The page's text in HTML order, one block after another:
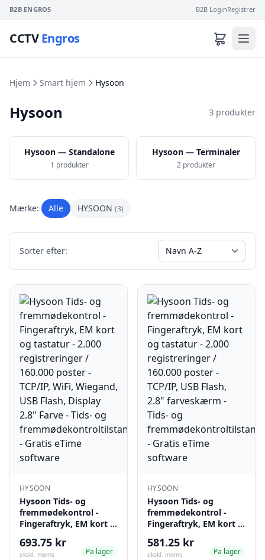
B2B ENGROS B2B LoginRegistrer
CCTVEngros
Hjem Smart hjem Hysoon
Hysoon 3 produkter
Hysoon — Standalone
1 produkter
Hysoon — Terminaler
2 produkter
Mærke: Alle HYSOON (3)
Sorter efter:
HYSOON
Hysoon Tids- og
fremmødekontrol -
Fingeraftryk, EM kort …
693.75 kr
ekskl. moms
Pa lager
HYSOON
Hysoon Tids- og
fremmødekontrol -
Fingeraftryk, EM kort …
581.25 kr
ekskl. moms
Pa lager